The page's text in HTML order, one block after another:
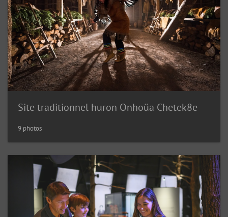
Site traditionnel huron Onhoüa Chetek8e
9 photos